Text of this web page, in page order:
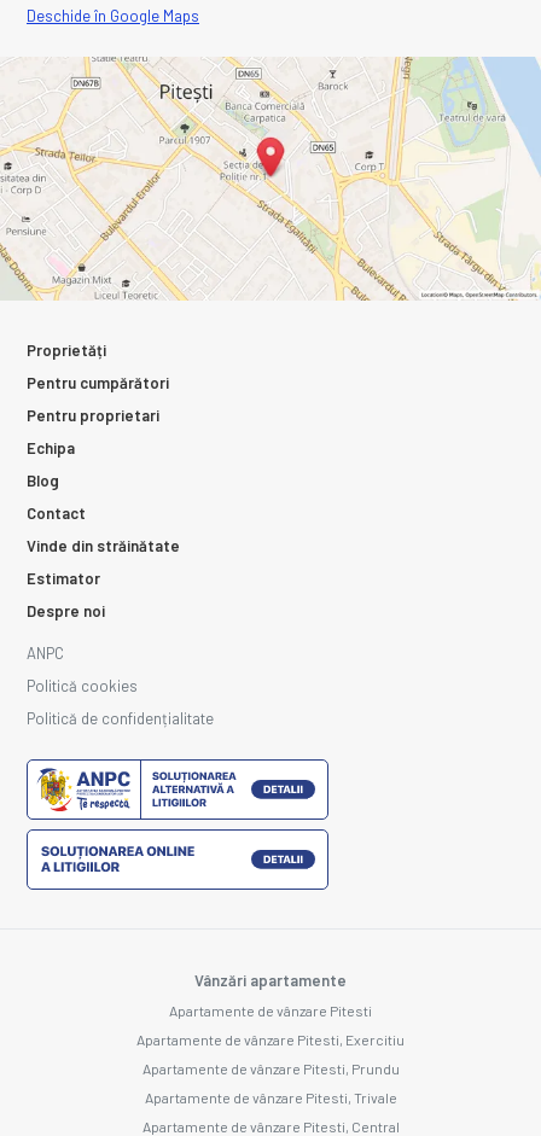
Deschide în Google Maps
Proprietăți
Pentru cumpărători
Pentru proprietari
Echipa
Blog
Contact
Vinde din străinătate
Estimator
Despre noi
ANPC
Politică cookies
Politică de confidențialitate
Vânzări apartamente
Apartamente de vânzare Pitesti
Apartamente de vânzare Pitesti, Exercitiu
Apartamente de vânzare Pitesti, Prundu
Apartamente de vânzare Pitesti, Trivale
Apartamente de vânzare Pitesti, Central